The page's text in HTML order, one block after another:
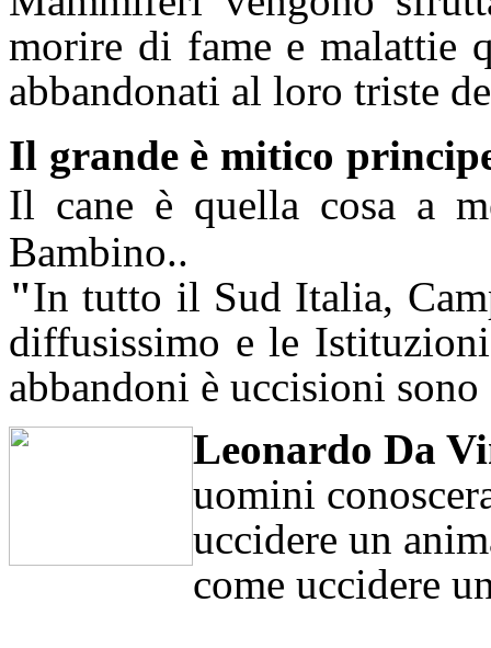
morire di fame e malattie
abbandonati al loro triste
Il grande è mitico
Il cane è quella cosa a
Bambino..
"In tutto il Sud Italia,
diffusissimo e le
abbandoni è uccisioni
Leonardo Da
uomini
uccidere un
come uccidere